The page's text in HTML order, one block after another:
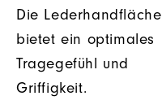
Die Lederhandfläche
bietet ein optimales
Tragegefühl und
Griffigkeit.